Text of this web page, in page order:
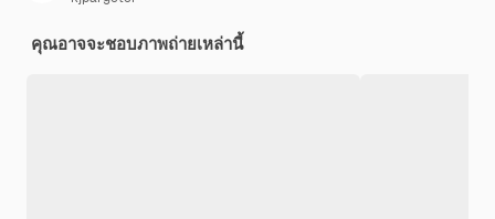
คุณอาจจะชอบภาพถ่ายเหล่านี้